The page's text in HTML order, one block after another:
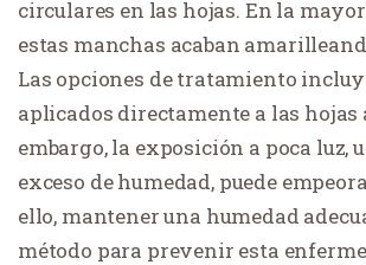
circulares en las hojas. En la
estas manchas acaban
Las opciones de tratamiento
aplicados directamente a las hojas
embargo, la exposición a poca luz,
exceso de humedad, puede
ello, mantener una humedad
método para prevenir esta